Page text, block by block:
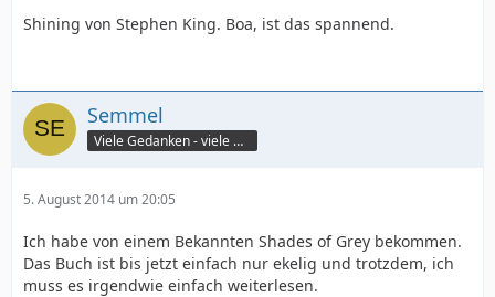
Shining von Stephen King. Boa, ist das spannend.
Semmel
Viele Gedanken - viele Worte
5. August 2014 um 20:05
Ich habe von einem Bekannten Shades of Grey bekommen.
Das Buch ist bis jetzt einfach nur ekelig und trotzdem, ich
muss es irgendwie einfach weiterlesen.